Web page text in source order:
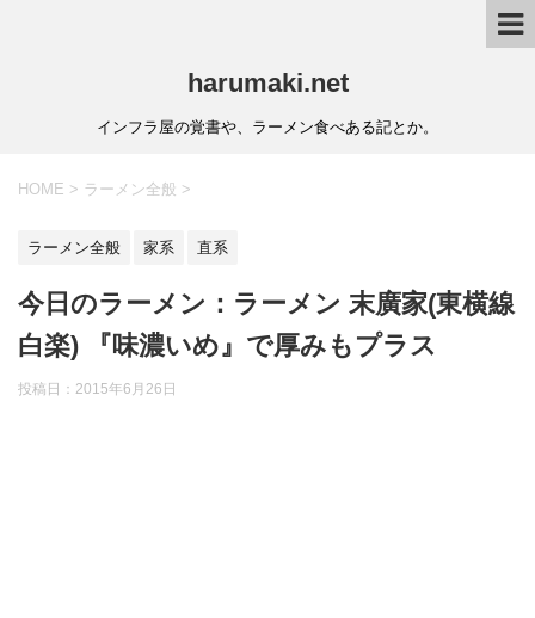
harumaki.net
インフラ屋の覚書や、ラーメン食べある記とか。
HOME > ラーメン全般 >
ラーメン全般 家系 直系
今日のラーメン：ラーメン 末廣家(東横線
白楽) 『味濃いめ』で厚みもプラス
投稿日：2015年6月26日